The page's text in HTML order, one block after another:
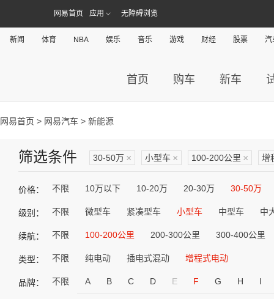
网易首页 应用 无障碍浏览
新闻 体育 NBA 娱乐 音乐 游戏 财经 股票 汽
首页 购车 新车
网易首页 > 网易汽车 > 新能源
筛选条件 30-50万 × 小型车 × 100-200公里 × 增
价格： 不限 10万以下 10-20万 20-30万 30-50万
级别： 不限 微型车 紧凑型车 小型车 中型车 中
续航： 不限 100-200公里 200-300公里 300-400公里
类型： 不限 纯电动 插电式混动 增程式电动
品牌： 不限 A B C D E F G H I